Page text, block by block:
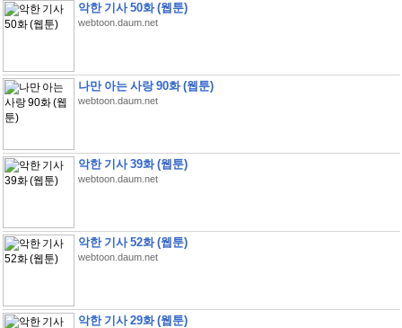
악한 기사 50화 (웹툰)
webtoon.daum.net
나만 아는 사랑 90화 (웹툰)
webtoon.daum.net
악한 기사 39화 (웹툰)
webtoon.daum.net
악한 기사 52화 (웹툰)
webtoon.daum.net
악한 기사 29화 (웹툰)